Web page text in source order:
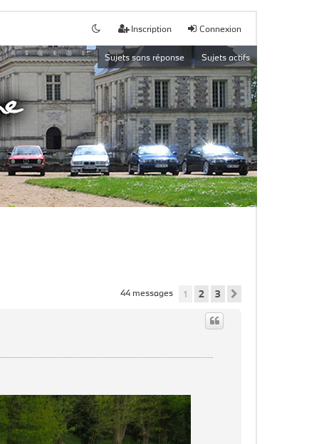
Connexion
Inscription
Sujets sans réponse Sujets actifs
44 messages 1 2 3